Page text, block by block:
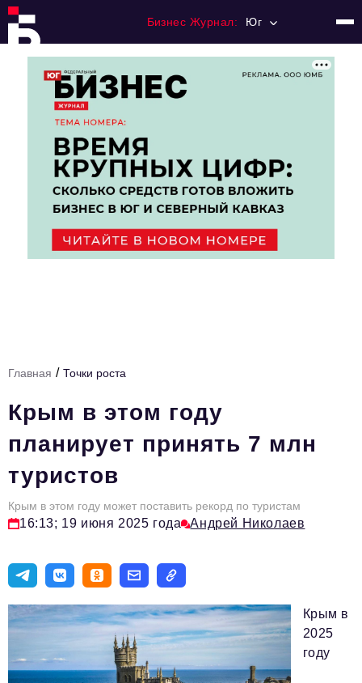
Бизнес Журнал: Юг
Франчайзинг
Номера журнала
Категории:
Финансы
Цитаты
Аналитика
Главное
Интервью
Право
Авто
Персона
Главная / Точки роста
Крым в этом году
планирует принять 7 млн
туристов
Крым в этом году может поставить рекорд по туристам
16:13; 19 июня 2025 года Андрей Николаев
Крым в
2025
году